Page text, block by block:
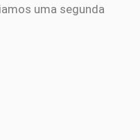
uma segunda